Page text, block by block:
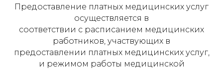
Предоставление платных медицинских услуг
осуществляется в
соответствии с расписанием медицинских
работников, участвующих в
предоставлении платных медицинских услуг,
и режимом работы медицинской